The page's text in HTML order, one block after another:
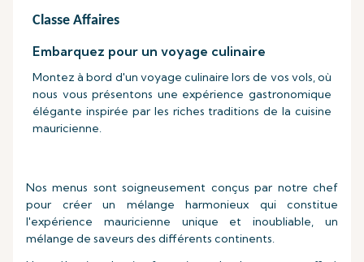
Classe Affaires
Embarquez pour un voyage culinaire
Montez à bord d'un voyage culinaire lors de vos vols, où
nous vous présentons une expérience gastronomique
élégante inspirée par les riches traditions de la cuisine
mauricienne.
Nos menus sont soigneusement conçus par notre chef
pour créer un mélange harmonieux qui constitue
l'expérience mauricienne unique et inoubliable, un
mélange de saveurs des différents continents.